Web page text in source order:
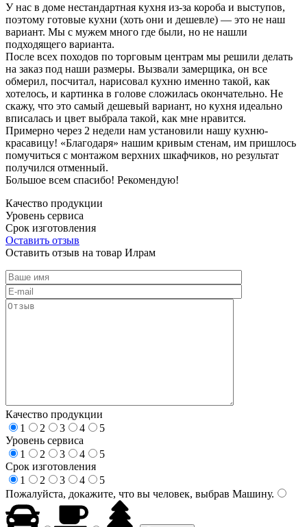
У нас в доме нестандартная кухня из-за короба и выступов,
поэтому готовые кухни (хоть они и дешевле) — это не наш
вариант. Мы с мужем много где были, но не нашли
подходящего варианта.
После всех походов по торговым центрам мы решили делать
на заказ под наши размеры. Вызвали замерщика, он все
обмерил, посчитал, нарисовал кухню именно такой, как
хотелось, и картинка в голове сложилась окончательно. Не
скажу, что это самый дешевый вариант, но кухня идеально
вписалась и цвет выбрала такой, как мне нравится.
Примерно через 2 недели нам установили нашу кухню-
красавицу! «Благодаря» нашим кривым стенам, им пришлось
помучиться с монтажом верхних шкафчиков, но результат
получился отменный.
Большое всем спасибо! Рекомендую!
Качество продукции
Уровень сервиса
Срок изготовления
Оставить отзыв
Оставить отзыв на товар Илрам
Качество продукции
1
2 3 4
5
Уровень сервиса
1
2 3 4
5
Срок изготовления
1
2 3 4
5
Пожалуйста, докажите, что вы человек, выбрав Машину.